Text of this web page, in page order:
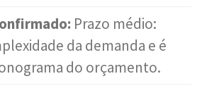
Prazo médio:
da demanda e é
do orçamento.